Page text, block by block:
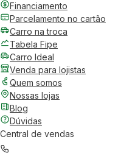
Financiamento
Parcelamento no cartão
Carro na troca
Tabela Fipe
Carro Ideal
Venda para lojistas
Quem somos
Nossas lojas
Blog
Dúvidas
Central de vendas